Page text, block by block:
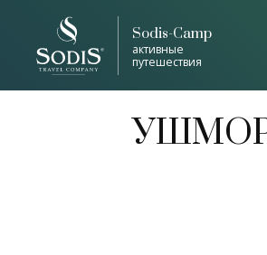
Sodis-Camp
активные
путешествия
Список общепринятых